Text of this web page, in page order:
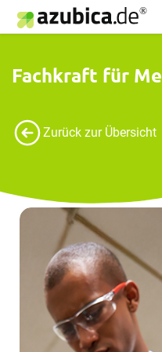
Fachkraft für
Zurück zur Übersicht